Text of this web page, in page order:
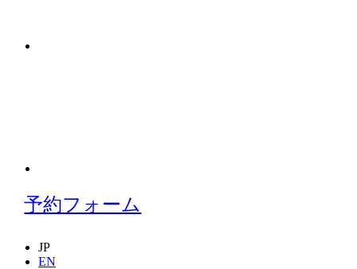
予約フォーム
JP
EN